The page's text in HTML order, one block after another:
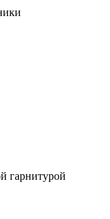
гарнитурой